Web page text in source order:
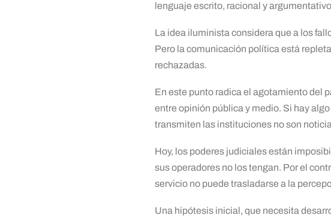
lenguaje escrito, racional y
La idea iluminista considera que a los
Pero la comunicación política está
rechazadas.
En este punto radica el agotamiento del
entre opinión pública y medio. Si hay
transmiten las instituciones no son
Hoy, los poderes judiciales están
sus operadores no los tengan. Por el
servicio no puede trasladarse a la
Una hipótesis inicial, que necesita